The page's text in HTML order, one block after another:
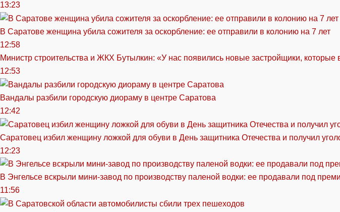
13:23
В Саратове женщина убила сожителя за оскорбление: ее отправили в колонию на 7 лет
12:58
Министр строительства и ЖКХ Бутылкин: «У нас появились новые застройщики,
12:53
Вандалы разбили городскую диораму в центре Саратова
12:42
Саратовец избил женщину ложкой для обуви в День защитника Отечества и получил
12:23
В Энгельсе вскрыли мини-завод по производству паленой водки: ее продавали под
11:56